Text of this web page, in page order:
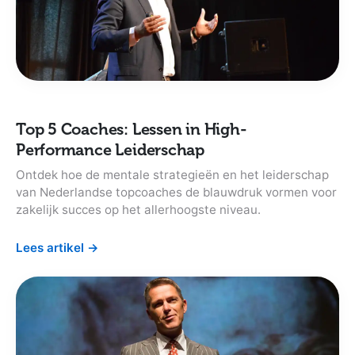
Top 5 Coaches: Lessen in High-
Performance Leiderschap
Ontdek hoe de mentale strategieën en het leiderschap
van Nederlandse topcoaches de blauwdruk vormen voor
zakelijk succes op het allerhoogste niveau.
Lees artikel →